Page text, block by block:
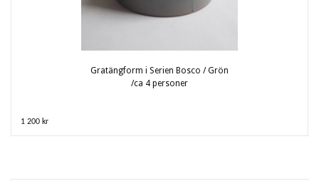
Gratängform i Serien Bosco / Grön
/ca 4 personer
1 200 kr